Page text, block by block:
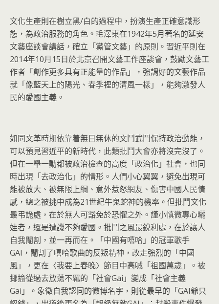
文化生產則在樹立黑/白的過程中，扮演生產正確意識形
態，為政治服務的角色。毛澤東在1942年5月著名的延安
文藝座談會講話，確立「黨管文藝」的原則。習近平則在
2014年10月15日於北京召開文藝工作座談會，鼓勵文藝工
作者「創作更多具有正能量的作品」，強調好的文藝作品
就「像藍天上的陽光、春季裡的清風一樣」，能夠激發人
民的愛國主義。
如同文革時期依靠着無日無休的文鬥武鬥保持政治動能，
可以預見習近平的新時代，此類批鬥大會亦將沒完沒了。
但在一舉一動都被政治檢查的高度「政治化」社會，也同
時出現「去政治化」的情形。人們小心翼翼，避免出現可
能被放大、被無限上綱、意外惹怒網友、傷害中國人民情
感，總之被挑中成為21世紀牛鬼蛇神的機率。但批鬥文化
最弔詭處，在於無人可豁免於恐懼之外。謹小慎微專心曬
娃者，還是遭譏不夠愛國。批鬥之風最銳利處，在於讓人
自我閹割，並一再而在。「中國有嘻哈」的冠軍歌手
GAI，閹割了嘻哈歌曲的反叛精神，改走強烈的「中國
風」，更在〈我要上春晚〉節目中高喊「祖國萬歲」。被
揶揄從過去放蕩不羈的「社會Gai」變成「社會主義
Gai」。象徵自我認同的微博名字，則從最早的「GAI爺只